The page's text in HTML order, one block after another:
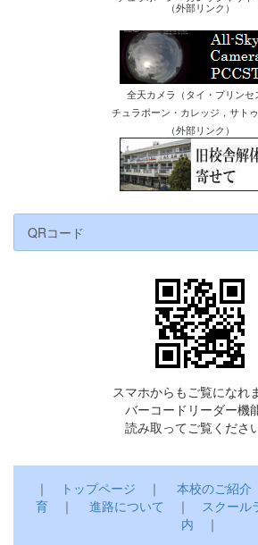
（外部リンク）
全天カメラ（タイ・プリンセ
チュラポーン・カレッジ，サトゥ
（外部リンク）
QRコード
スマホからもご覧になれ
バーコードリーダー機
読み取ってご覧くださ
｜ トップページ ｜ 本校のご紹介
育 ｜ 進路について ｜ スクール
内 ｜